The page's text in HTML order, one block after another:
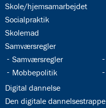
34.3:
Skole/hjemsamarbejdet
34.4:
Socialpraktik
34.5:
Skolemad
34.6:
Samværsregler
34.7:
Samværsregler
34.9:
Mobbepolitik
34.11:
Digital dannelse
34.12:
Den digitale dannelsestrappe